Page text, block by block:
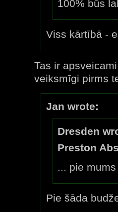
100% būs
Viss kārtībā -
Tas ir
veiksmīgi pirms
Jan wrote:
Dresden
Preston
... pie
Pie šāda